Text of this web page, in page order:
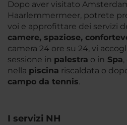
Dopo aver visitato
Haarlemmermeer, potrete
voi e approfittare dei servizi
camere, spaziose,
camera 24 ore su 24, vi
sessione in palestra o in Spa
nella piscina riscaldata o
campo da tennis.
I servizi NH